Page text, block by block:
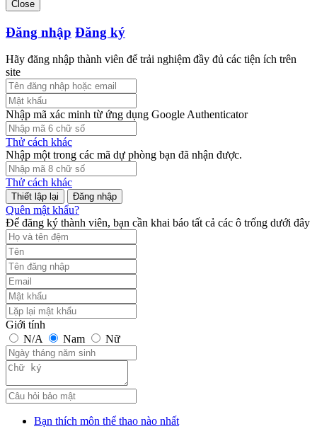
Close
Đăng nhập Đăng ký
Hãy đăng nhập thành viên để trải nghiệm đầy đủ các tiện ích trên
site
Nhập mã xác minh từ ứng dụng Google Authenticator
Thử cách khác
Nhập một trong các mã dự phòng bạn đã nhận được.
Thử cách khác
Đăng nhập
Quên mật khẩu?
Để đăng ký thành viên, bạn cần khai báo tất cả các ô trống dưới đây
Giới tính
N/A
Nam Nữ
Bạn thích môn thể thao nào nhất